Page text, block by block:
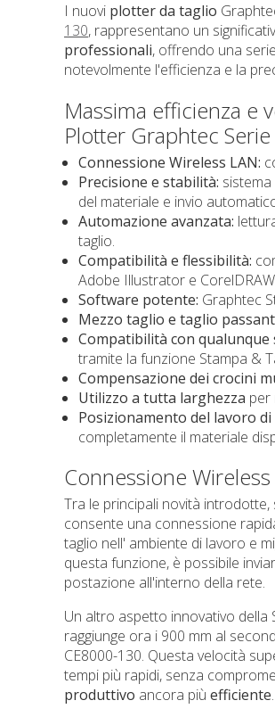
I nuovi plotter da taglio
130, rappresentano un
professionali, offrendo una
notevolmente l'efficienza e la
Massima efficienza e
Plotter Graphtec
Connessione Wireless LAN:
Precisione e stabilità:
del materiale e invio
Automazione avanzata:
taglio.
Compatibilità e flessibilità:
Adobe Illustrator e
Software potente: Graphtec
Mezzo taglio e taglio
Compatibilità con qualunque
tramite la funzione Stampa &
Compensazione dei crocini
Utilizzo a tutta larghezza per
Posizionamento del lavoro
completamente il materiale
Connessione
Tra le principali novità introdotte,
consente una connessione
taglio nell' ambiente di lavoro e
questa funzione, è possibile
postazione all'interno della rete.
Un altro aspetto innovativo della
raggiunge ora i 900 mm al
CE8000-130. Questa velocità
tempi più rapidi, senza
produttivo ancora più efficiente.